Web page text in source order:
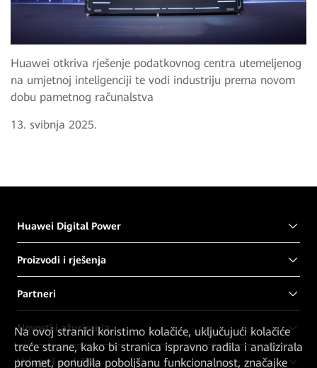
Huawei otkriva rješenje podatkovnog centra utemeljenog
na umjetnoj inteligenciji te vodi industriju prema novom
dobu pametnog računalstva
13. svibnja 2025.
Huawei Digital Power
Proizvodi i rješenja
Partneri
Novosti i ažuriranja
Usluge i podrška
Na ovoj stranici koristimo kolačiće, uključujući kolačiće
treće strane, kako bi stranica ispravno radila i analizirala
promet, ponudila poboljšanu funkcionalnost, značajke